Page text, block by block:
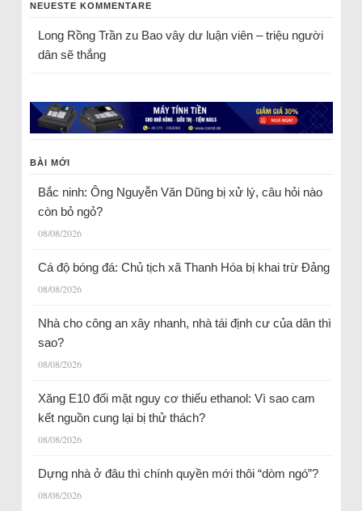
NEUESTE KOMMENTARE
Long Rồng Trầnzu Bao vây dư luận viên – triệu người
dân sẽ thắng
BÀI MỚI
Bắc ninh: Ông Nguyễn Văn Dũng bị xử lý, câu hỏi nào
còn bỏ ngỏ?
08/08/2026
Cá độ bóng đá: Chủ tịch xã Thanh Hóa bị khai trừ Đảng
08/08/2026
Nhà cho công an xây nhanh, nhà tái định cư của dân thì
sao?
08/08/2026
Xăng E10 đối mặt nguy cơ thiếu ethanol: Vì sao cam
kết nguồn cung lại bị thử thách?
08/08/2026
Dựng nhà ở đâu thì chính quyền mới thôi “dòm ngó”?
08/08/2026